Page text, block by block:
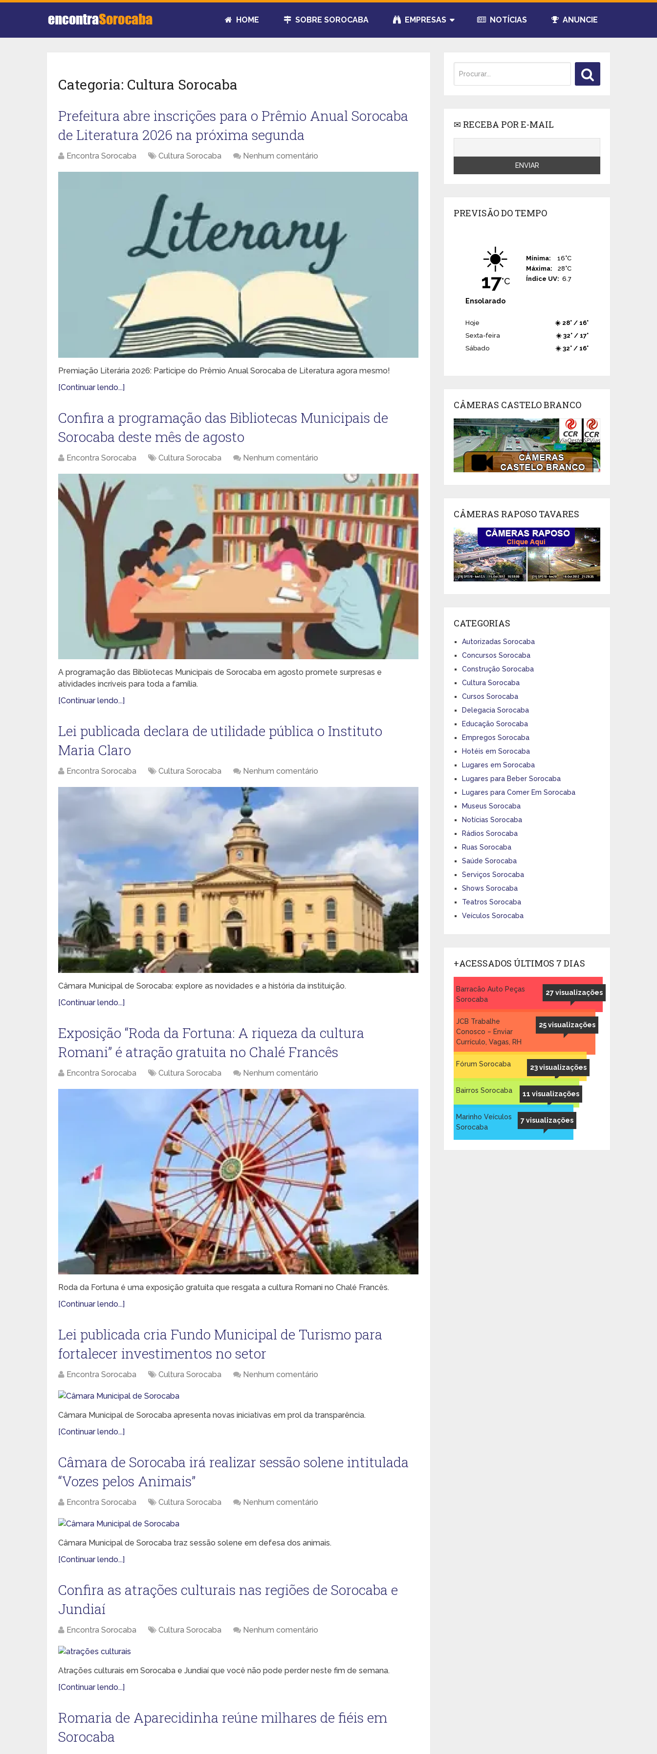
HOME SOBRE SOROCABA EMPRESAS NOTÍCIAS ANUNCIE
Categoria: Cultura Sorocaba
Prefeitura abre inscrições para o Prêmio Anual Sorocaba
de Literatura 2026 na próxima segunda
Encontra Sorocaba Cultura Sorocaba Nenhum comentário
Premiação Literária 2026: Participe do Prêmio Anual Sorocaba de Literatura agora mesmo!
[Continuar lendo...]
Confira a programação das Bibliotecas Municipais de
Sorocaba deste mês de agosto
Encontra Sorocaba Cultura Sorocaba Nenhum comentário
A programação das Bibliotecas Municipais de Sorocaba em agosto promete surpresas e
atividades incríveis para toda a família.
[Continuar lendo...]
Lei publicada declara de utilidade pública o Instituto
Maria Claro
Encontra Sorocaba Cultura Sorocaba Nenhum comentário
Câmara Municipal de Sorocaba: explore as novidades e a história da instituição.
[Continuar lendo...]
Exposição “Roda da Fortuna: A riqueza da cultura
Romani” é atração gratuita no Chalé Francês
Encontra Sorocaba Cultura Sorocaba Nenhum comentário
Roda da Fortuna é uma exposição gratuita que resgata a cultura Romani no Chalé Francês.
[Continuar lendo...]
Lei publicada cria Fundo Municipal de Turismo para
fortalecer investimentos no setor
Encontra Sorocaba Cultura Sorocaba Nenhum comentário
Câmara Municipal de Sorocaba apresenta novas iniciativas em prol da transparência.
[Continuar lendo...]
Câmara de Sorocaba irá realizar sessão solene intitulada
“Vozes pelos Animais”
Encontra Sorocaba Cultura Sorocaba Nenhum comentário
Câmara Municipal de Sorocaba traz sessão solene em defesa dos animais.
[Continuar lendo...]
Confira as atrações culturais nas regiões de Sorocaba e
Jundiaí
Encontra Sorocaba Cultura Sorocaba Nenhum comentário
Atrações culturais em Sorocaba e Jundiaí que você não pode perder neste fim de semana.
[Continuar lendo...]
Romaria de Aparecidinha reúne milhares de fiéis em
Sorocaba
✉ RECEBA POR E-MAIL
PREVISÃO DO TEMPO
☀️
17°C
Mínima:
16°C
Máxima:
28°C
Índice UV: 6.7
Ensolarado
Hoje
☀️ 28° / 16°
Sexta-feira
☀️ 32° / 17°
Sábado
☀️ 32° / 16°
CÂMERAS CASTELO BRANCO
CÂMERAS RAPOSO TAVARES
CATEGORIAS
Autorizadas Sorocaba
Concursos Sorocaba
Construção Sorocaba
Cultura Sorocaba
Cursos Sorocaba
Delegacia Sorocaba
Educação Sorocaba
Empregos Sorocaba
Hotéis em Sorocaba
Lugares em Sorocaba
Lugares para Beber Sorocaba
Lugares para Comer Em Sorocaba
Museus Sorocaba
Notícias Sorocaba
Rádios Sorocaba
Ruas Sorocaba
Saúde Sorocaba
Serviços Sorocaba
Shows Sorocaba
Teatros Sorocaba
Veículos Sorocaba
+ACESSADOS ÚLTIMOS 7 DIAS
27 visualizações
Barracão Auto Peças
Sorocaba
25 visualizações
JCB Trabalhe
Conosco – Enviar
Currículo, Vagas, RH
23 visualizações
Fórum Sorocaba
11 visualizações
Bairros Sorocaba
7 visualizações
Marinho Veículos
Sorocaba